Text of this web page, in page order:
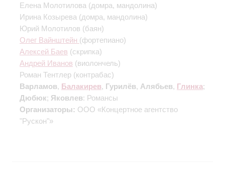
Елена Молотилова (домра, мандолина)
Ирина Козырева (домра, мандолина)
Юрий Молотилов (баян)
Олег Вайнштейн (фортепиано)
Алексей Баев (скрипка)
Андрей Иванов (виолончель)
Роман Тентлер (контрабас)
Варламов, Балакирев, Гурилёв, Алябьев, Глинка;
Дюбюк; Яковлев: Романсы
Организаторы: ООО «Концертное агентство
"Рускон"»